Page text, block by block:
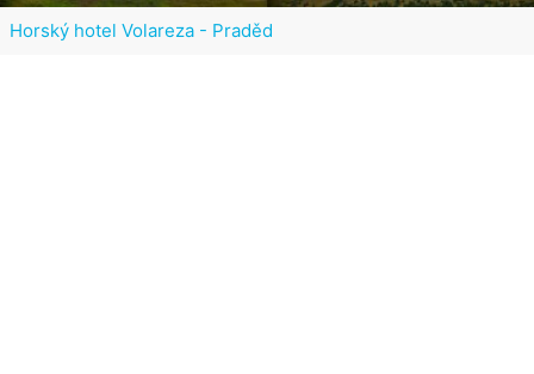
Horský hotel Volareza - Praděd